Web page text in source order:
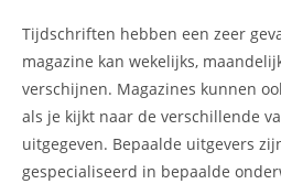
Tijdschriften hebben een zeer
magazine kan wekelijks,
verschijnen. Magazines kunnen
als je kijkt naar de verschillende
uitgegeven. Bepaalde uitgevers
gespecialiseerd in bepaalde